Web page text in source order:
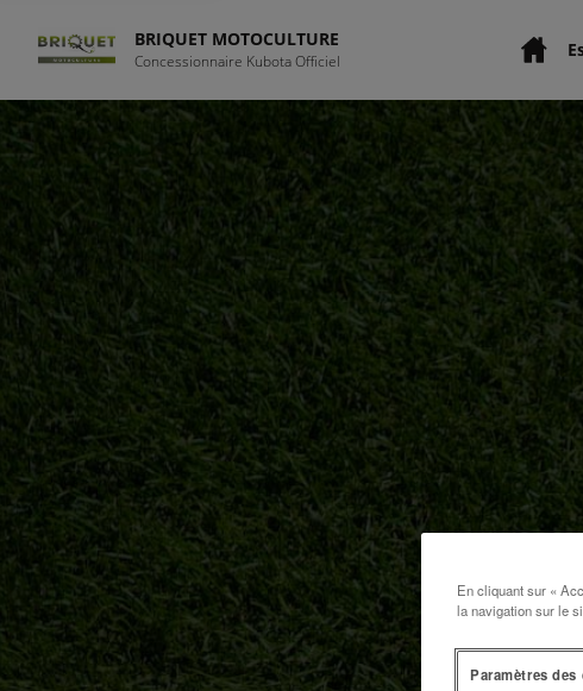
BRIQUET MOTOCULTURE
Concessionnaire Kubota Officiel
En cliquant sur «
la navigation sur le
Paramètres des